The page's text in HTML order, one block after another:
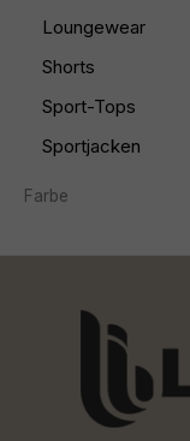
Loungewear
Shorts
Sport-Tops
Sportjacken
Farbe